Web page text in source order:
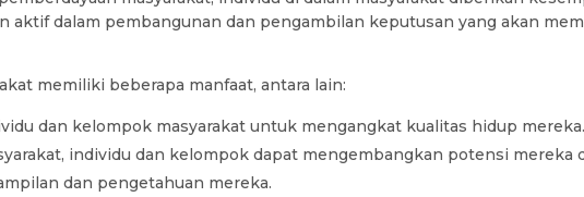
aktif dalam pembangunan dan pengambilan keputusan yang akan
memiliki beberapa manfaat, antara lain:
dan kelompok masyarakat untuk mengangkat kualitas hidup
individu dan kelompok dapat mengembangkan potensi mereka
dan pengetahuan mereka.